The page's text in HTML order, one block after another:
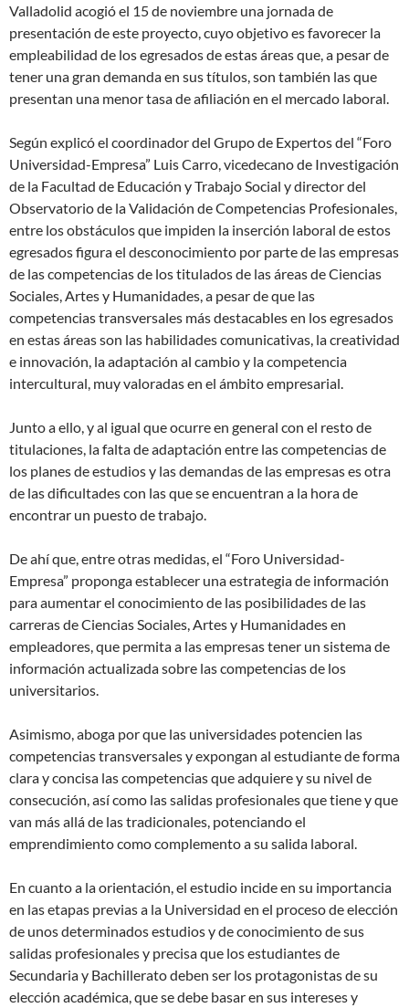
Valladolid acogió el 15 de noviembre una jornada de
presentación de este proyecto, cuyo objetivo es favorecer la
empleabilidad de los egresados de estas áreas que, a pesar de
tener una gran demanda en sus títulos, son también las que
presentan una menor tasa de afiliación en el mercado laboral.
Según explicó el coordinador del Grupo de Expertos del “Foro
Universidad-Empresa” Luis Carro, vicedecano de Investigación
de la Facultad de Educación y Trabajo Social y director del
Observatorio de la Validación de Competencias Profesionales,
entre los obstáculos que impiden la inserción laboral de estos
egresados figura el desconocimiento por parte de las empresas
de las competencias de los titulados de las áreas de Ciencias
Sociales, Artes y Humanidades, a pesar de que las
competencias transversales más destacables en los egresados
en estas áreas son las habilidades comunicativas, la creatividad
e innovación, la adaptación al cambio y la competencia
intercultural, muy valoradas en el ámbito empresarial.
Junto a ello, y al igual que ocurre en general con el resto de
titulaciones, la falta de adaptación entre las competencias de
los planes de estudios y las demandas de las empresas es otra
de las dificultades con las que se encuentran a la hora de
encontrar un puesto de trabajo.
De ahí que, entre otras medidas, el “Foro Universidad-
Empresa” proponga establecer una estrategia de información
para aumentar el conocimiento de las posibilidades de las
carreras de Ciencias Sociales, Artes y Humanidades en
empleadores, que permita a las empresas tener un sistema de
información actualizada sobre las competencias de los
universitarios.
Asimismo, aboga por que las universidades potencien las
competencias transversales y expongan al estudiante de forma
clara y concisa las competencias que adquiere y su nivel de
consecución, así como las salidas profesionales que tiene y que
van más allá de las tradicionales, potenciando el
emprendimiento como complemento a su salida laboral.
En cuanto a la orientación, el estudio incide en su importancia
en las etapas previas a la Universidad en el proceso de elección
de unos determinados estudios y de conocimiento de sus
salidas profesionales y precisa que los estudiantes de
Secundaria y Bachillerato deben ser los protagonistas de su
elección académica, que se debe basar en sus intereses y